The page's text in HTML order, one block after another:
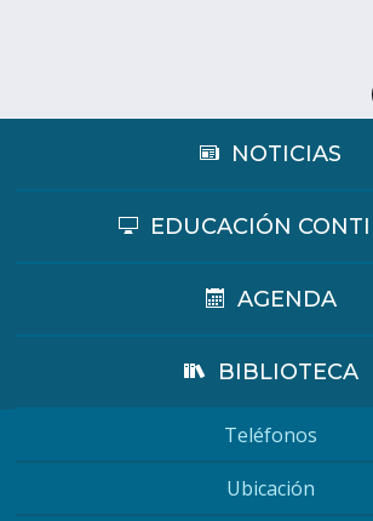
NOTICIAS
EDUCACIÓN
AGENDA
BIBLIOTECA
Teléfonos
Ubicación